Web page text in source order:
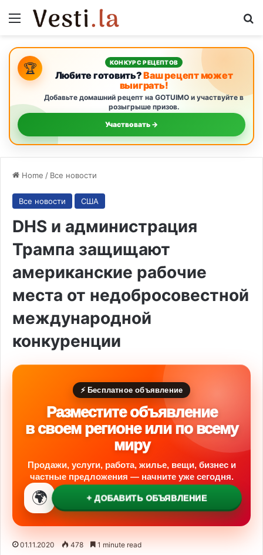
Menu
🏆 КОНКУРС РЕЦЕПТОВ
Любите готовить?Ваш рецепт может
выиграть!
Добавьте домашний рецепт на GOTUIMO и участвуйте в
розыгрыше призов.
Участвовать →
Home / Все новости
Все новости США
DHS и администрация
Трампа защищают
американские рабочие
места от недобросовестной
международной
конкуренции
⚡ Бесплатное объявление
Разместите объявление
в своем регионе или по всему
миру
Продажи, услуги, работа, жилье, вещи, бизнес и
частные предложения — начните уже сегодня.
🌍 + ДОБАВИТЬ ОБЪЯВЛЕНИЕ
01.11.2020 478 1 minute read